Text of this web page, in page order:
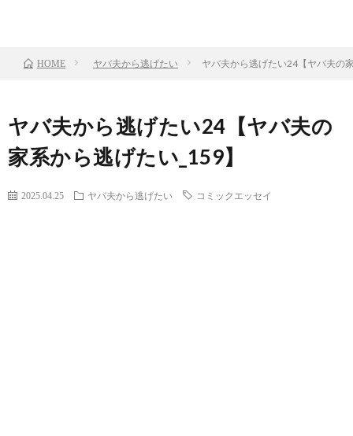
HOME ヤバ夫から逃げたい ヤバ夫から逃げたい24【ヤバ夫の
ヤバ夫から逃げたい24【ヤバ夫の
家系から逃げたい_159】
2025.04.25 ヤバ夫から逃げたい コミックエッセイ